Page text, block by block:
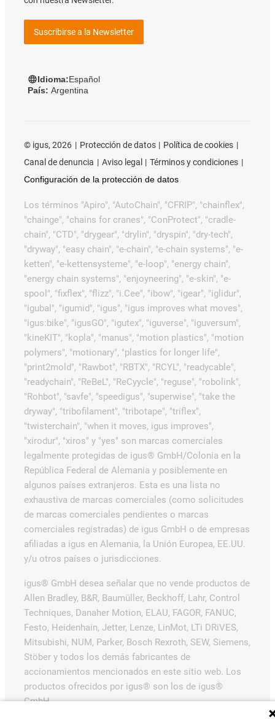
Suscribirse a la Newsletter
Idioma:Español
País: Argentina
© igus, 2026 Protección de datos
Política de cookies
Canal de denuncia
Aviso legal
Términos y condiciones
Configuración de la protección de datos
Los términos "Apiro", "AutoChain", "CFRIP", "chainflex",
"chainge", "chains for cranes", "ConProtect", "cradle-
chain", "CTD", "drygear", "drylin", "dryspin", "dry-tech",
"dryway", "easy chain", "e-chain", "e-chain systems", "e-
ketten", "e-kettensysteme", "e-loop", "energy chain",
"energy chain systems", "enjoyneering", "e-skin", "e-
spool", "fixflex", "flizz", "i.Cee", "ibow", "igear", "iglidur",
"igubal", "igumid", "igus", "igus improves what moves",
"igus:bike", "igusGO", "igutex", "iguverse", "iguversum",
"kineKIT", "kopla", "manus", "motion plastics", "motion
polymers", "motionary", "plastics for longer life",
"print2mold", "Rawbot", "RBTX", "RCYL", "readycable",
"readychain", "ReBeL", "ReCyycle", "reguse", "robolink",
"Rohbot", "savfe", "speedigus", "superwise", "take the
dryway", "tribofilament", "tribotape", "triflex",
"twisterchain", "when it moves, igus improves",
"xirodur", "xiros" y "yes" son marcas comerciales
legalmente protegidas de igus® GmbH/Colonia en la
República Federal de Alemania y posiblemente en
algunos países extranjeros. Esta es una lista no
exhaustiva de marcas comerciales (como solicitudes
de marcas comerciales pendientes o marcas
comerciales registradas) de igus GmbH o de empresas
afiliadas a igus en Alemania, la Unión Europea, EE.UU.
y/u otros países o jurisdicciones.
igus® GmbH desea señalar que no vende productos de
Allen Bradley, B&R, Baumüller, Beckhoff, Lahr, Control
Techniques, Danaher Motion, ELAU, FAGOR, FANUC,
Festo, Heidenhain, Jetter, Lenze, LinMot, LTi DRiVES,
Mitsubishi, NUM, Parker, Bosch Rexroth, SEW, Siemens,
Stöber y todos los demás fabricantes de
accionamientos mencionados en este sitio web. Los
productos ofrecidos por igus® son los de igus®
GmbH.